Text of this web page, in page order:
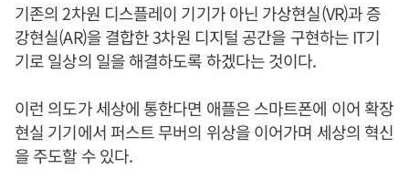
기존의 2차원 디스플레이 기기가 아닌 가상현실(VR)과 증
강현실(AR)을 결합한 3차원 디지털 공간을 구현하는 IT기
기로 일상의 일을 해결하도록 하겠다는 것이다.
이런 의도가 세상에 통한다면 애플은 스마트폰에 이어 확장
현실 기기에서 퍼스트 무버의 위상을 이어가며 세상의 혁신
을 주도할 수 있다.